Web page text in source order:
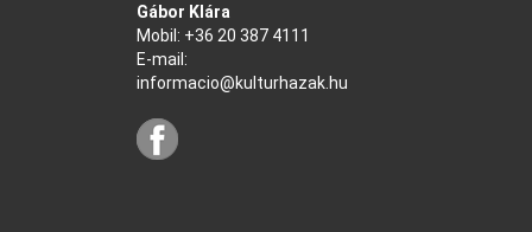
Gábor Klára
Mobil: +36 20 387 4111
E-mail:
informacio@kulturhazak.hu